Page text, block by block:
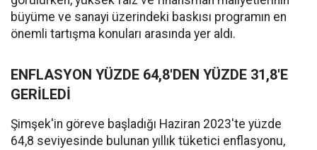
büyüme ve sanayi üzerindeki baskısı programın en
önemli tartışma konuları arasında yer aldı.
ENFLASYON YÜZDE 64,8'DEN YÜZDE 31,8'E
GERİLEDİ
Şimşek'in göreve başladığı Haziran 2023'te yüzde
64,8 seviyesinde bulunan yıllık tüketici enflasyonu,